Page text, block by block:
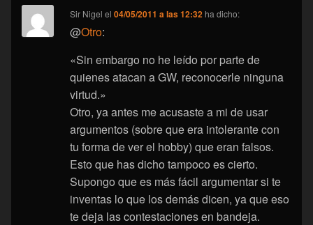
Sir Nigel el04/05/2011 a las 12:32 ha dicho:
@Otro:
«Sin embargo no he leído por parte de
quienes atacan a GW, reconocerle ninguna
virtud.»
Otro, ya antes me acusaste a mi de usar
argumentos (sobre que era intolerante con
tu forma de ver el hobby) que eran falsos.
Esto que has dicho tampoco es cierto.
Supongo que es más fácil argumentar si te
inventas lo que los demás dicen, ya que eso
te deja las contestaciones en bandeja.